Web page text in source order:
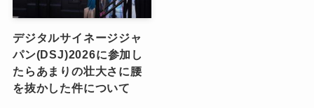
デジタルサイネージジャ
パン(DSJ)2026に参加し
たらあまりの壮大さに腰
を抜かした件について